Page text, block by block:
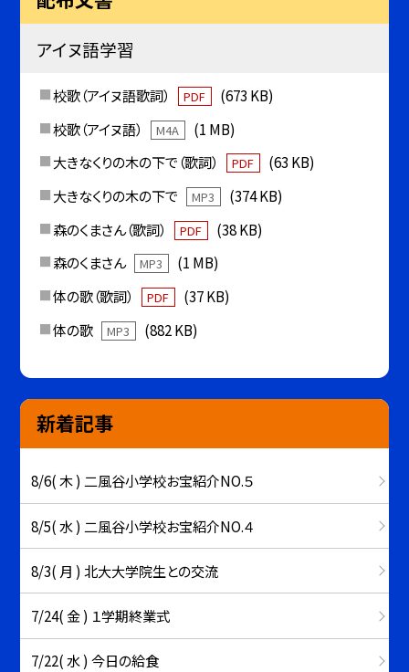
アイヌ語学習
校歌（アイヌ語歌詞） PDF
(673 KB)
校歌（アイヌ語）
M4A
(1 MB)
大きなくりの木の下で（歌詞）
PDF
(63 KB)
大きなくりの木の下で
MP3
(374 KB)
森のくまさん（歌詞）
PDF
(38 KB)
森のくまさん
MP3
(1 MB)
体の歌（歌詞）
PDF
(37 KB)
体の歌
MP3 (882 KB)
新着記事
8/6( 木 ) 二風谷小学校お宝紹介NO.５
8/5( 水 ) 二風谷小学校お宝紹介NO.４
8/3( 月 ) 北大大学院生との交流
7/24( 金 ) １学期終業式
7/22( 水 ) 今日の給食